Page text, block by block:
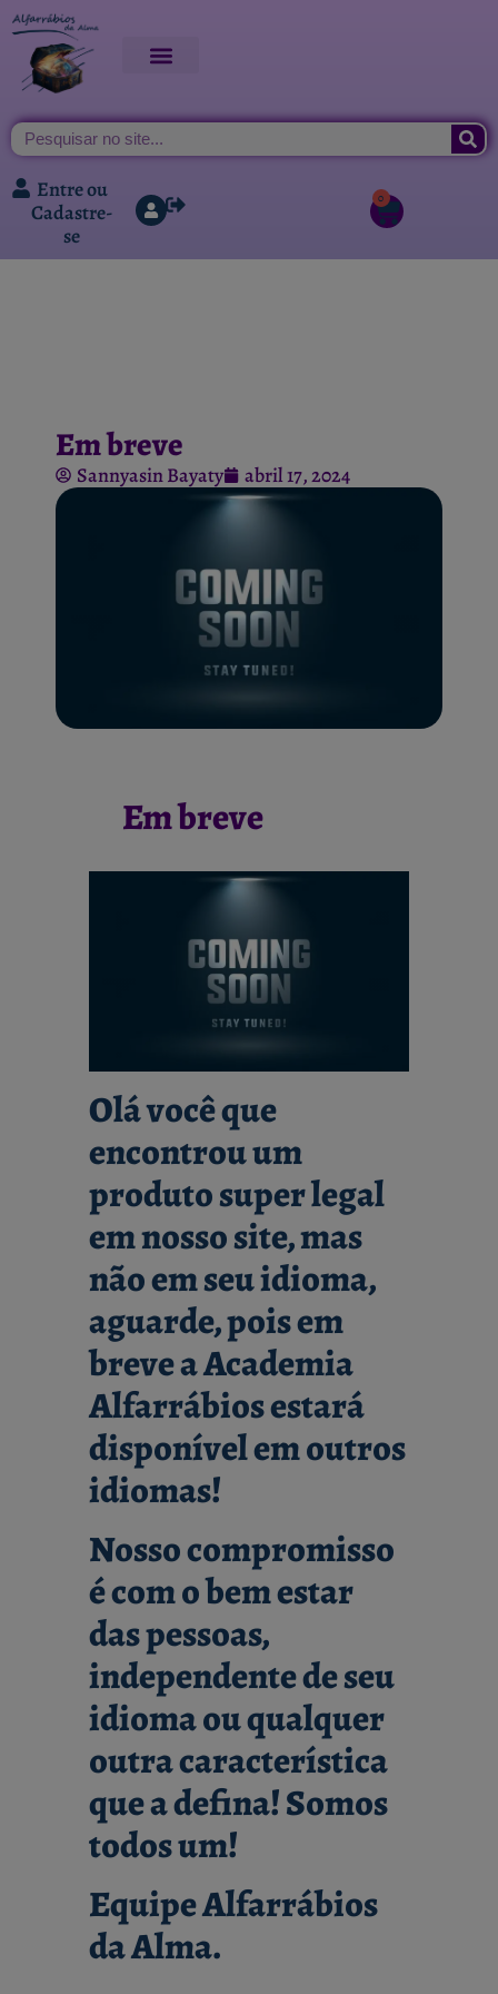
Entre ou
Cadastre-
se
0
Em breve
Sannyasin Bayaty abril 17, 2024
Em breve
Olá você que
encontrou um
produto super legal
em nosso site, mas
não em seu idioma,
aguarde, pois em
breve a Academia
Alfarrábios estará
disponível em outros
idiomas!
Nosso compromisso
é com o bem estar
das pessoas,
independente de seu
idioma ou qualquer
outra característica
que a defina! Somos
todos um!
Equipe Alfarrábios
da Alma.